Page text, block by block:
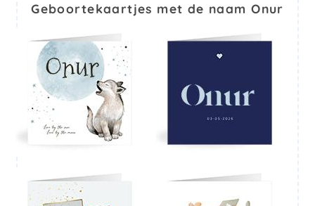
Geboortekaartjes met de naam Onur